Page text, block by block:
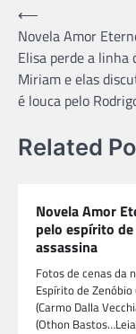
Navegação
de
Post
⟵
Novela Amor
Elisa perde a linha
Miriam e elas
é louca pelo
Related
Novela Amor
pelo espírito
assassina
Fotos de cenas da
Espírito de
(Carmo Dalla
(Othon